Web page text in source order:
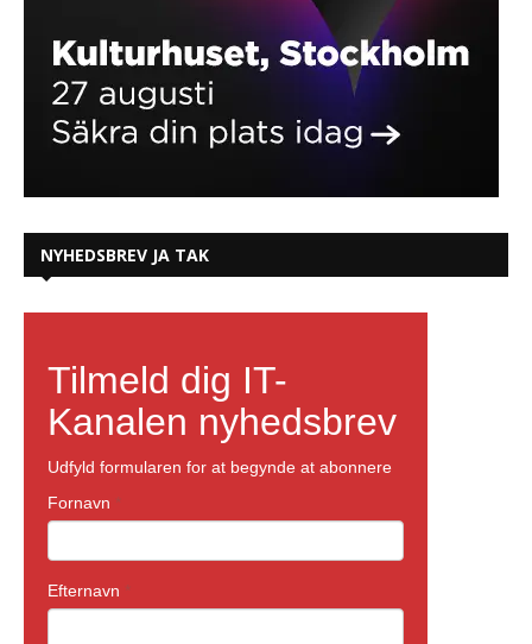
NYHEDSBREV JA TAK